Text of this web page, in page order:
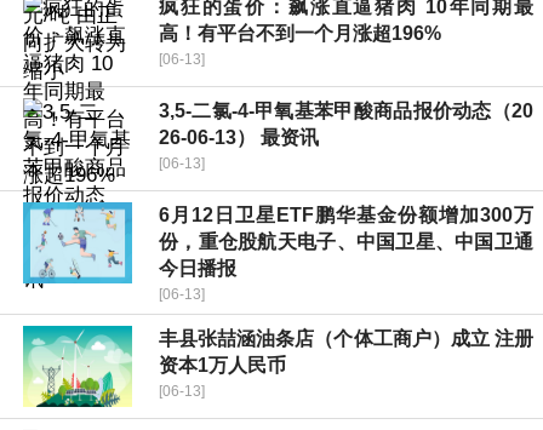
疯狂的蛋价：飙涨直逼猪肉 10年同期最
高！有平台不到一个月涨超196%
[06-13]
3,5-二氯-4-甲氧基苯甲酸商品报价动态（20
26-06-13） 最资讯
[06-13]
6月12日卫星ETF鹏华基金份额增加300万
份，重仓股航天电子、中国卫星、中国卫通
今日播报
[06-13]
丰县张喆涵油条店（个体工商户）成立 注册
资本1万人民币
[06-13]